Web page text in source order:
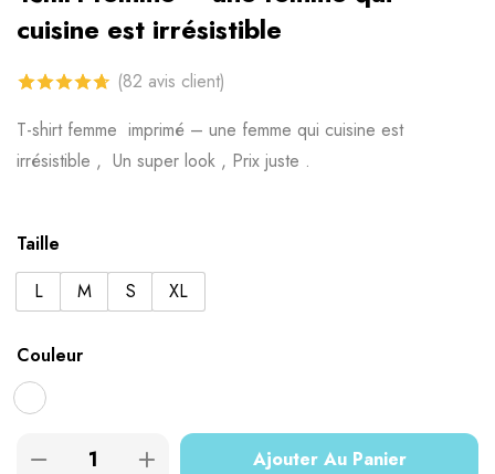
cuisine est irrésistible
4.70 sur 5
basé sur
(82 avis client)
T-shirt femme imprimé – une femme qui cuisine est
irrésistible , Un super look , Prix ​​juste .
Taille
L
M S XL
Couleur
Ajouter Au Panier